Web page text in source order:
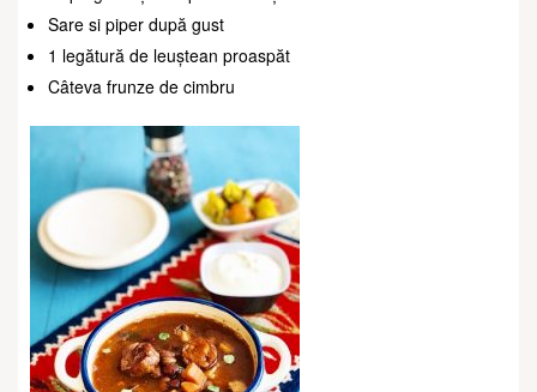
Sare si piper după gust
1 legătură de leuștean proaspăt
Câteva frunze de cimbru